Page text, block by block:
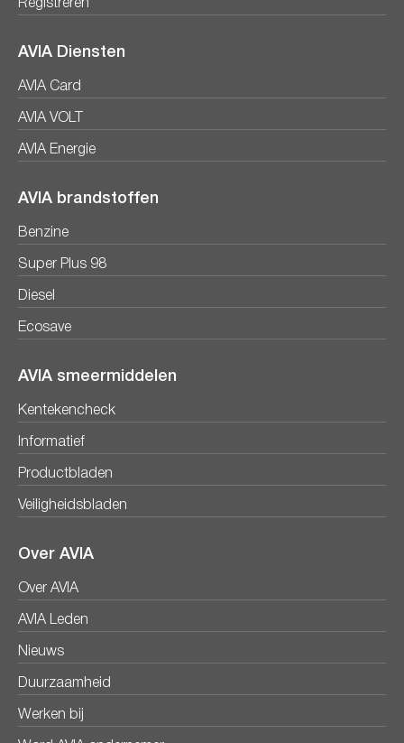
Registreren
AVIA Diensten
AVIA Card
AVIA VOLT
AVIA Energie
AVIA brandstoffen
Benzine
Super Plus 98
Diesel
Ecosave
AVIA smeermiddelen
Kentekencheck
Informatief
Productbladen
Veiligheidsbladen
Over AVIA
Over AVIA
AVIA Leden
Nieuws
Duurzaamheid
Werken bij